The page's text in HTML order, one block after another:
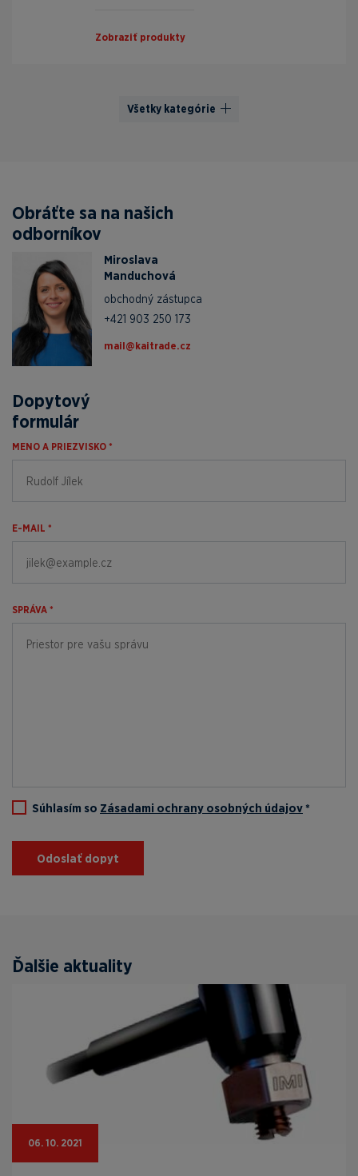
Zobraziť produkty
Všetky kategórie
Obráťte sa na našich
odborníkov
Miroslava
Manduchová
obchodný zástupca
+421 903 250 173
zc.edartiak@liam
Dopytový
formulár
MENO A PRIEZVISKO *
E-MAIL *
SPRÁVA *
Súhlasím so Zásadami ochrany osobných údajov *
Odoslať dopyt
Ďalšie aktuality
06. 10. 2021